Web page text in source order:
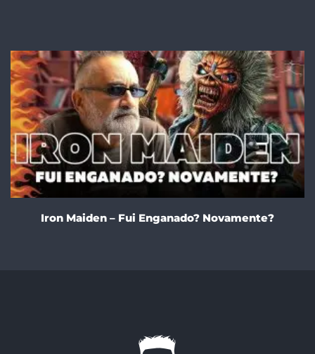
Iron Maiden – Fui Enganado? Novamente?